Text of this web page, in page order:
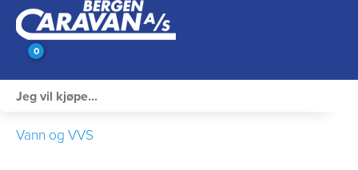
0
Vann og VVS